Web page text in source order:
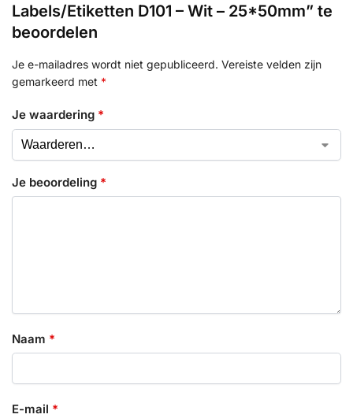
Labels/Etiketten D101 – Wit – 25*50mm” te
beoordelen
Je e-mailadres wordt niet gepubliceerd. Vereiste velden zijn
gemarkeerd met *
Je waardering *
Je beoordeling *
Naam *
E-mail *